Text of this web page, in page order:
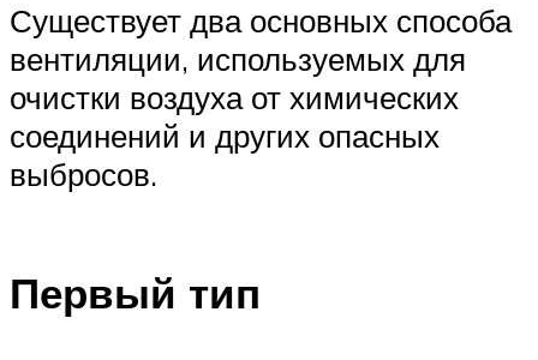
Существует два основных способа
вентиляции, используемых для
очистки воздуха от химических
соединений и других опасных
выбросов.
Первый тип